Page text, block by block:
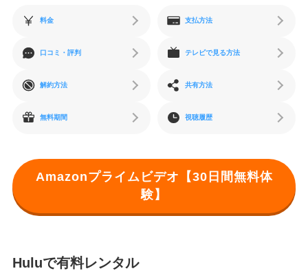
料金 支払方法
口コミ・評判 テレビで見る方法
解約方法 共有方法
無料期間 視聴履歴
Amazonプライムビデオ【30日間無料体
験】
Huluで有料レンタル